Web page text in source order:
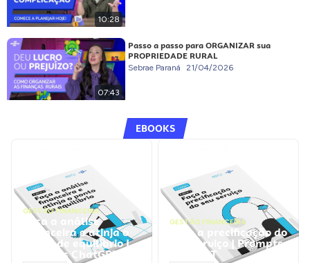
10:28
07:43
Passo a passo para ORGANIZAR sua
PROPRIEDADE RURAL
Sebrae Paraná 21/04/2026
EBOOKS
GESTÃO FINANCEIRA
Faça a análise
financeira e atinja o
ponto de equilíbrio |
Prompts ChatGPT
GESTÃO FINANCEIRA
Faça a precificação do
seu serviço | Prompts
ChatGPT